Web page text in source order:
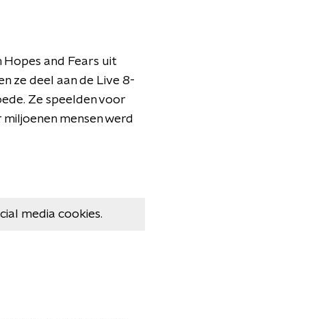
and Fears uit
ze deel aan de Live 8-
Ze speelden voor
mensen werd
media cookies.